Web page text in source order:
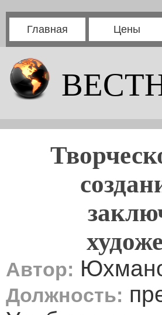
Главная Цены
Автор:
Должность: